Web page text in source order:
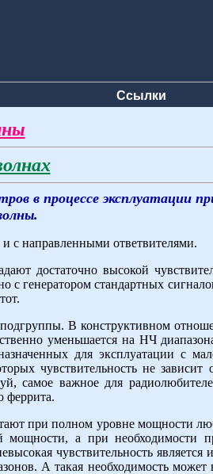
Ссылки
в процессе эксплуатации
с направленными ответвителями.
достаточно высокой
с генератором стандартных
В конструктивном
уменьшается на НЧ
для эксплуатации с
чувствительность не зависит
самое важное для
феррита.
при полном уровне мощности
а при необходимости
чувствительность является
А такая необходимость может